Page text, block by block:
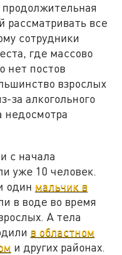
рассматривать все
сотрудники
где массово
нет постов
взрослых
за алкогольного
недосмотра
с начала
уже 10 человек.
один мальчик в
в воде во время
А тела
в областном
и других районах.